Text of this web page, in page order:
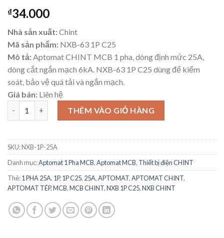
₫34.000
Nhà sản xuất:Chint
Mã sản phẩm: NXB-63 1P C25
Mô tả: Aptomat CHINT MCB 1 pha, dòng định mức 25A,
dòng cắt ngắn mạch 6kA. NXB-63 1P C25 dùng để kiểm
soát, bảo vệ quá tải và ngắn mạch.
Giá bán: Liên hệ
MCB 1 Pha 25A Aptomat NXB-63 1P C25 6Ka Hãng CHINT số
THÊM VÀO GIỎ HÀNG
SKU:NXB-1P-25A
Danh mục:Aptomat 1 Pha MCB,Aptomat MCB, Thiết bị điện CHINT
Thẻ:1 PHA 25A, 1P, 1P C25, 25A,APTOMAT,APTOMAT CHINT,
APTOMAT TÉP,MCB,MCB CHINT,NXB 1P C25,NXB CHINT